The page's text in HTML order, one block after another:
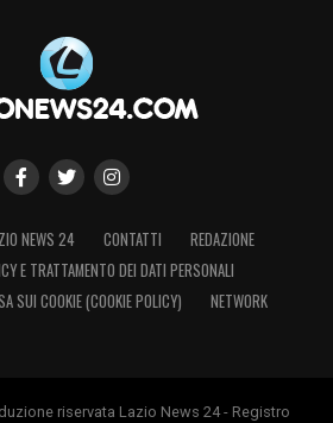
NEWS 24 CONTATTI
REDAZIONE
E TRATTAMENTO DEI DATI PERSONALI
SUI COOKIE (COOKIE POLICY)
NETWORK
riservata Lazio News 24 - Registro